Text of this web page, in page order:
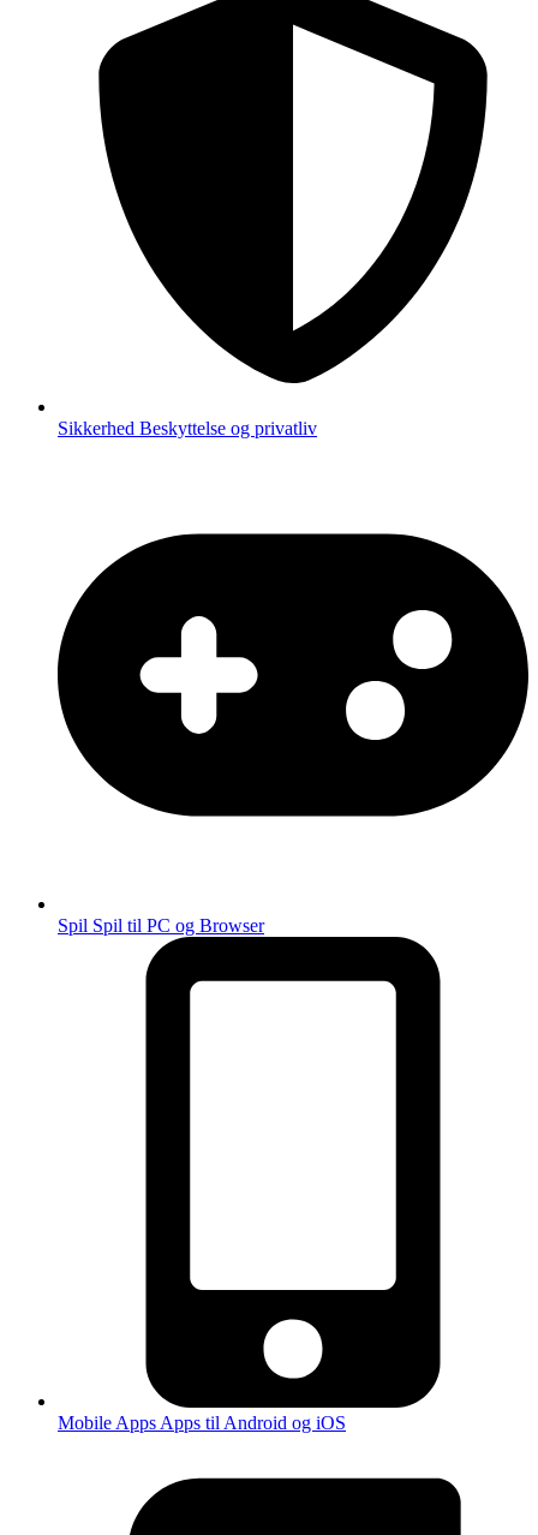
Sikkerhed Beskyttelse og privatliv
Spil Spil til PC og Browser
Mobile Apps Apps til Android og iOS